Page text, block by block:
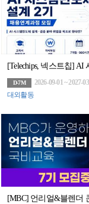
D-7M
2026-09-01 ~ 2027-
대외활동